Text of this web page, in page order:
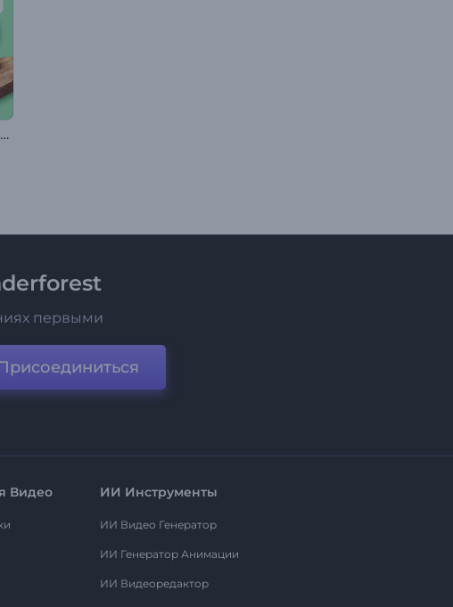
Промо-ролик кулинарного канала
первыми
Видео ИИ Инструменты
ИИ Видео Генератор
ИИ Генератор Анимации
ИИ Видеоредактор